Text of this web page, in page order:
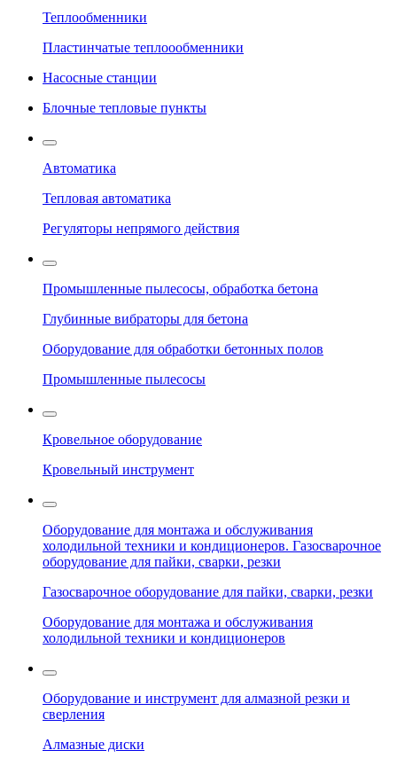
Теплообменники
Пластинчатые теплоообменники
Насосные станции
Блочные тепловые пункты
Автоматика
Тепловая автоматика
Регуляторы непрямого действия
Промышленные пылесосы, обработка бетона
Глубинные вибраторы для бетона
Оборудование для обработки бетонных полов
Промышленные пылесосы
Кровельное оборудование
Кровельный инструмент
Оборудование для монтажа и обслуживания
холодильной техники и кондиционеров. Газосварочное
оборудование для пайки, сварки, резки
Газосварочное оборудование для пайки, сварки, резки
Оборудование для монтажа и обслуживания
холодильной техники и кондиционеров
Оборудование и инструмент для алмазной резки и
сверления
Алмазные диски